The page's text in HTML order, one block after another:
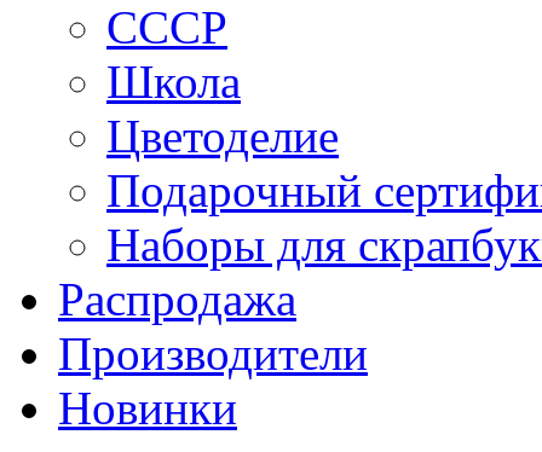
СССР
Школа
Цветоделие
Подарочный
Наборы для
Распродажа
Производители
Новинки